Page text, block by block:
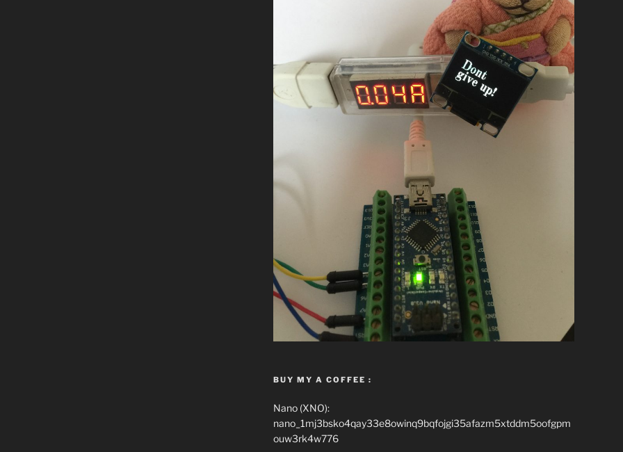
BUY MY A COFFEE :
Nano (XNO):
nano_1mj3bsko4qay33e8owinq9bqfojgi35afazm5xtddm5oofgpm
ouw3rk4w776